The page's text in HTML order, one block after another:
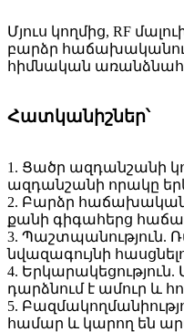
Մյուս կողմից, RF
բարձր
հիմնական
Հատկանիշներ՝
1. Ցածր ազդանշանի
ազդանշանի որակը
2. Բարձր
քանի գիգահերց
3. Պաշտպանություն.
նվազագույնի
4.
դարձնում է ամուր և
5.
համար և կարող են